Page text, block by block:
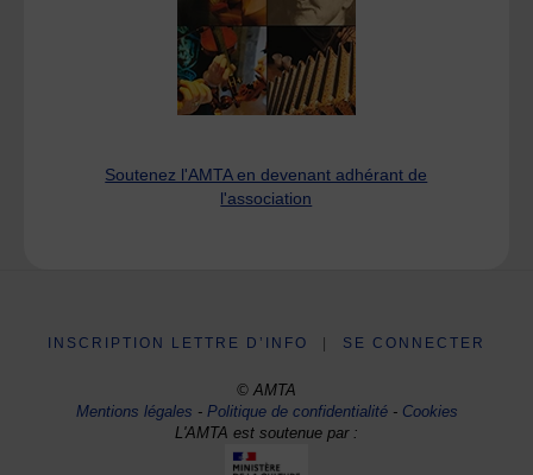
Soutenez l'AMTA en devenant adhérant de
l'association
INSCRIPTION LETTRE D’INFO SE CONNECTER
© AMTA
Mentions légales -Politique de confidentialité- Cookies
L'AMTA est soutenue par :